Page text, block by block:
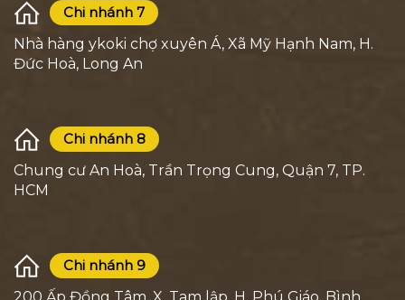
Chi nhánh 7
Nhà hàng ykoki chợ xuyên Á, Xã Mỹ Hạnh Nam, H.
Đức Hoà, Long An
Chi nhánh 8
Chung cư An Hoà, Trần Trọng Cung, Quận 7, TP.
HCM
Chi nhánh 9